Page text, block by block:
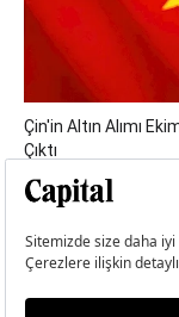
Çin'in Altın Alımı
Çıktı
YORUM YAZ